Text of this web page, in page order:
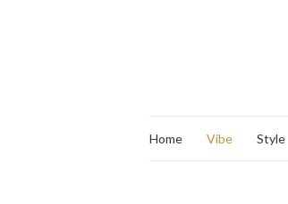
Home Vibe Style